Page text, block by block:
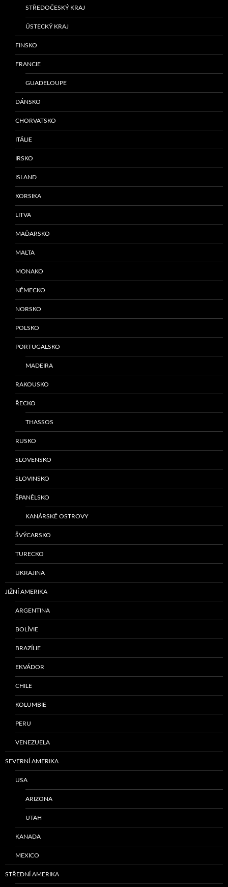
STŘEDOČESKÝ KRAJ
ÚSTECKÝ KRAJ
FINSKO
FRANCIE
GUADELOUPE
DÁNSKO
CHORVATSKO
ITÁLIE
IRSKO
ISLAND
KORSIKA
LITVA
MAĎARSKO
MALTA
MONAKO
NĚMECKO
NORSKO
POLSKO
PORTUGALSKO
MADEIRA
RAKOUSKO
ŘECKO
THASSOS
RUSKO
SLOVENSKO
SLOVINSKO
ŠPANĚLSKO
KANÁRSKÉ OSTROVY
ŠVÝCARSKO
TURECKO
UKRAJINA
JIŽNÍ AMERIKA
ARGENTINA
BOLÍVIE
BRAZÍLIE
EKVÁDOR
CHILE
KOLUMBIE
PERU
VENEZUELA
SEVERNÍ AMERIKA
USA
ARIZONA
UTAH
KANADA
MEXICO
STŘEDNÍ AMERIKA